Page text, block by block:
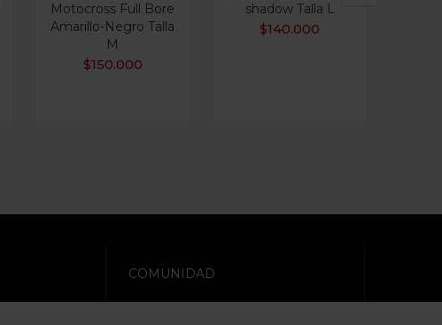
Motocross Full Bore
Amarillo-Negro Talla
M
$150.000
shadow Talla L
$140.000
COMUNIDAD